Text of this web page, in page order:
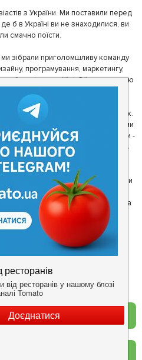
з України. Ми поставили перед
б в Україні ви не знаходилися, ви
смачно поїсти.
зібрали приголомшливу команду
програмування, маркетингу,
любителів гарної їжі. З їх допомогою
знайти цікаві місця неподалік.
з ресторанами - таким чином ми
Друга частина нашої команди -
своїми враженнями і допомагають
кращих місць.
них ми надаємо зручні інструменти
себе - в результаті відвідувачі
а ресторан зможе зосередитися на
більше всього - смачній їжі.
заклад?
Store